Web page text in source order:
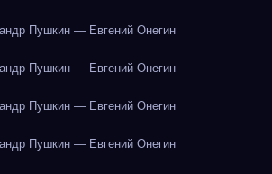
Пушкин — Евгений Онегин
Пушкин — Евгений Онегин
Пушкин — Евгений Онегин
Пушкин — Евгений Онегин